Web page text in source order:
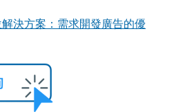
解決方案：需求開發廣告的優